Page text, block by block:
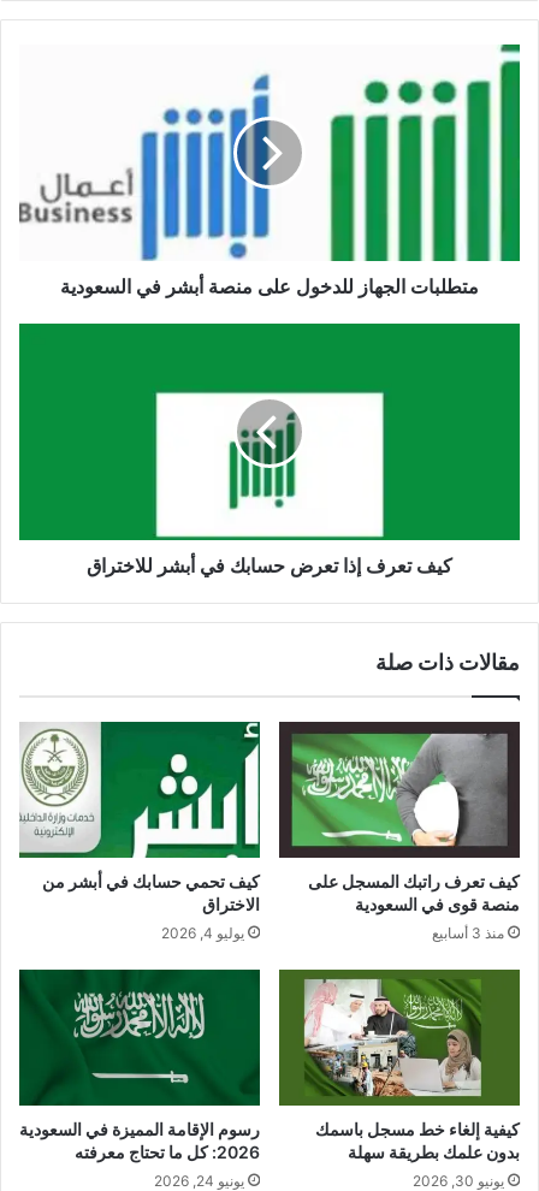
متطلبات الجهاز للدخول على منصة أبشر في السعودية
كيف تعرف إذا تعرض حسابك في أبشر للاختراق
مقالات ذات صلة
كيف تعرف راتبك المسجل على
منصة قوى في السعودية
منذ 3 أسابيع
كيف تحمي حسابك في أبشر من
الاختراق
يوليو 4, 2026
كيفية إلغاء خط مسجل باسمك
بدون علمك بطريقة سهلة
يونيو 30, 2026
رسوم الإقامة المميزة في السعودية
2026: كل ما تحتاج معرفته
يونيو 24, 2026